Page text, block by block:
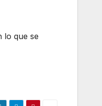
lo que se